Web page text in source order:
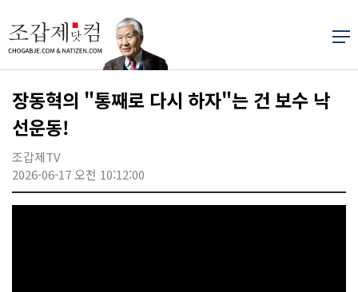
장동혁의 "통째로 다시 하자"는 건 보수 낙
선운동!
조갑제TV
2026-06-17 오전 10:12:00